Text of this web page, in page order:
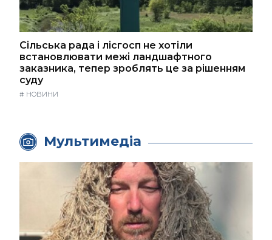
Сільська рада і лісгосп не хотіли
встановлювати межі ландшафтного
заказника, тепер зроблять це за рішенням
суду
# НОВИНИ
Мультимедіа